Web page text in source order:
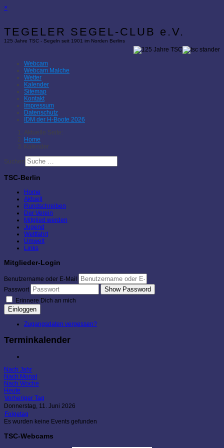
×
TEGELER SEGEL-CLUB e.V.
125 Jahre TSC - Segeln seit 1901 im Norden Berlins
Webcam
Webcam Malche
Wetter
Kalender
Sitemap
Kontakt
Impressum
Datenschutz
IDM der H-Boote 2026
Aktuelle Seite:
Home
Kalender
Suchen
TSC-Berlin
Home
Aktuell
Rundschreiben
Der Verein
Mitglied werden
Jugend
Wettfahrt
Umwelt
Links
Mitglieder-Login
Benutzername oder E-Mail
Passwort
Show Password
Erinnere Dich an mich
Einloggen
Zugangsdaten vergessen?
Terminkalender
Nach Jahr
Nach Monat
Nach Woche
Heute
Vorheriger Tag
Donnerstag, 11. Juni 2026
Folgetag
Es wurden keine Events gefunden
TSC-Webcams